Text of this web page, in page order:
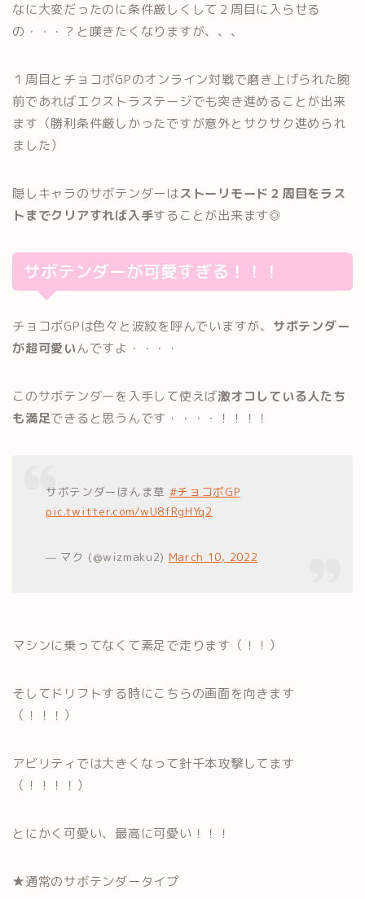
なに大変だったのに条件厳しくして２周目に入らせる
の・・・？と嘆きたくなりますが、、、
１周目とチョコボGPのオンライン対戦で磨き上げられた腕
前であればエクストラステージでも突き進めることが出来
ます（勝利条件厳しかったですが意外とサクサク進められ
ました）
隠しキャラのサボテンダーはストーリモード２周目をラス
トまでクリアすれば入手することが出来ます◎
サボテンダーが可愛すぎる！！！
チョコボGPは色々と波紋を呼んでいますが、 サボテンダー
が超可愛いんですよ・・・・
このサボテンダーを入手して使えば激オコしている人たち
も満足できると思うんです・・・・！！！！
サボテンダーほんま草 #チョコボGP
pic.twitter.com/wU8fRgHYq2
— マク (@wizmaku2) March 10, 2022
マシンに乗ってなくて素足で走ります（！！）
そしてドリフトする時にこちらの画面を向きます
（！！！）
アビリティでは大きくなって針千本攻撃してます
（！！！！）
とにかく可愛い、最高に可愛い！！！
★通常のサボテンダータイプ